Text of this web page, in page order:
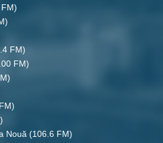
FM)
FM)
Nouă (106.6 FM)